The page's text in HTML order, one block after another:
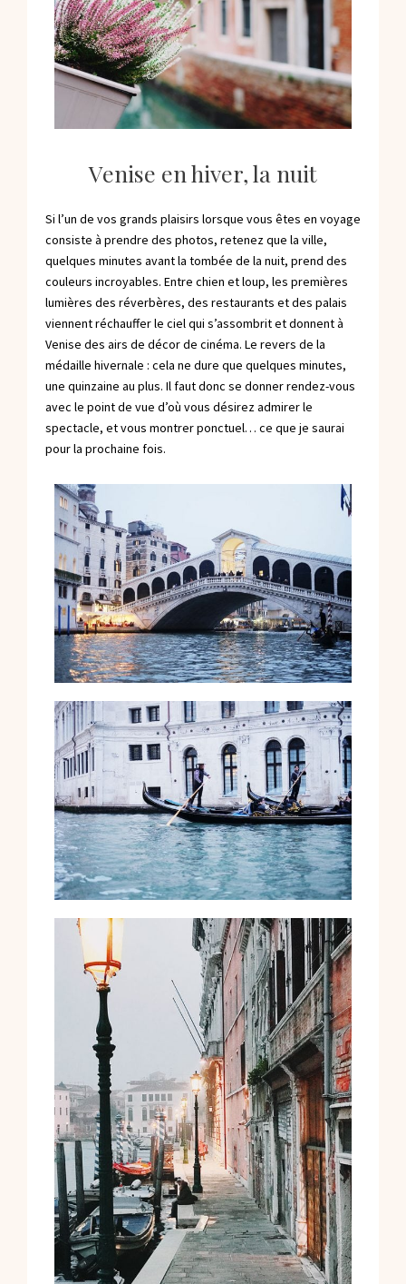
Venise en hiver, la nuit
Si l’un de vos grands plaisirs lorsque vous êtes en voyage
consiste à prendre des photos, retenez que la ville,
quelques minutes avant la tombée de la nuit, prend des
couleurs incroyables. Entre chien et loup, les premières
lumières des réverbères, des restaurants et des palais
viennent réchauffer le ciel qui s’assombrit et donnent à
Venise des airs de décor de cinéma. Le revers de la
médaille hivernale : cela ne dure que quelques minutes,
une quinzaine au plus. Il faut donc se donner rendez-vous
avec le point de vue d’où vous désirez admirer le
spectacle, et vous montrer ponctuel… ce que je saurai
pour la prochaine fois.